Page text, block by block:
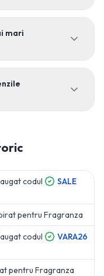
mari
codul
SALE
pentru Fragranza
codul
VARA26
pentru Fragranza